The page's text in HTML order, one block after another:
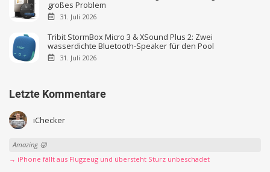
großes Problem
31. Juli 2026
Tribit StormBox Micro 3 & XSound Plus 2: Zwei
wasserdichte Bluetooth-Speaker für den Pool
31. Juli 2026
Letzte Kommentare
iChecker
Amazing 😜
→ iPhone fällt aus Flugzeug und übersteht Sturz unbeschadet